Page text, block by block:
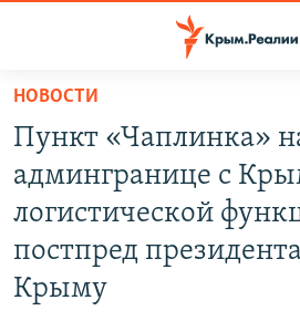
Вернуться
основному
содержанию
главной
навигации
Вернутся
СПЕЦПРОЕКТЫ
ЕЩЕ
НОВОСТИ
Пункт «Чаплинка»
админгранице с
логистической
постпред
Крыму